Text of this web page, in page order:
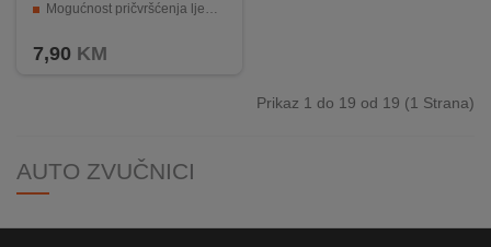
Mogućnost pričvršćenja ljepilom ili pričvrsnicom
7,90 KM
Prikaz 1 do 19 od 19 (1 Strana)
AUTO ZVUČNICI